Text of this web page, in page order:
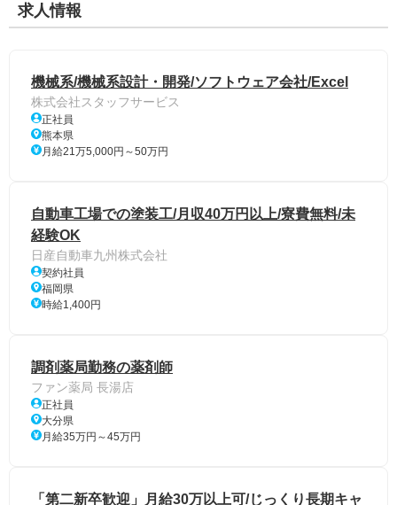
求人情報
機械系/機械系設計・開発/ソフトウェア会社/Excel
株式会社スタッフサービス
正社員
熊本県
月給21万5,000円～50万円
自動車工場での塗装工/月収40万円以上/寮費無料/未
経験OK
日産自動車九州株式会社
契約社員
福岡県
時給1,400円
調剤薬局勤務の薬剤師
ファン薬局 長湯店
正社員
大分県
月給35万円～45万円
「第二新卒歓迎」月給30万以上可/じっくり長期キャ